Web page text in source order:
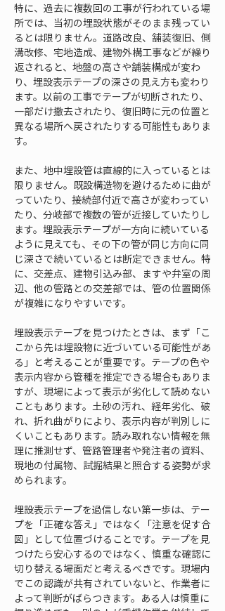
特に、過去に複数回の工事が行われている場
所では、当初の埋設状態がそのまま残ってい
るとは限りません。道路改良、舗装復旧、側
溝改修、宅地造成、建物外構工事などが繰り
返されると、地盤の高さや舗装構成が変わ
り、埋設表示テープの深さの見え方も変わり
ます。以前の工事でテープが切断されたり、
一部だけ撤去されたり、復旧時に元の位置と
異なる場所へ戻されたりする可能性もありま
す。
また、地中埋設管は直線的に入っているとは
限りません。既設構造物を避けるために曲が
っていたり、接続部付近で高さが変わってい
たり、分岐部で複数の管が近接していたりし
ます。埋設表示テープが一方向に続いている
ように見えても、その下の管が同じ方向に同
じ深さで続いているとは断定できません。特
に、交差点、建物引込み部、ますや弁室の周
辺、他の管路との交差部では、管の位置関係
が複雑になりやすいです。
埋設表示テープを見つけたときは、まず「こ
こから先は埋設物に近づいている可能性があ
る」と考えることが重要です。テープの色や
表示内容から管種を推定できる場合もありま
すが、現場によって表示が劣化して読めない
こともあります。土砂の汚れ、経年劣化、破
れ、折れ曲がりにより、表示内容が判別しに
くいこともあります。読み取れない情報を無
理に推測せず、管路管理者や発注者の資料、
現地の付属物、試掘結果と照合する姿勢が求
められます。
埋設表示テープを過信しない第一歩は、テー
プを「正確な答え」ではなく「注意を促す合
図」として位置づけることです。テープを見
つけたら安心するのではなく、慎重な確認に
切り替える場面だと考えるべきです。現場内
でこの認識が共有されていないと、作業者に
よって判断がばらつきます。ある人は慎重に